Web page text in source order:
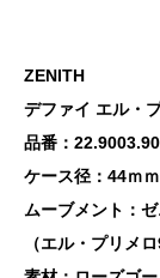
ZENITH
デファイ エル・
品番：
ケース径：44ｍｍ
ムーブメント：
（エル・プリメロ